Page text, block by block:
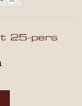
25-pers